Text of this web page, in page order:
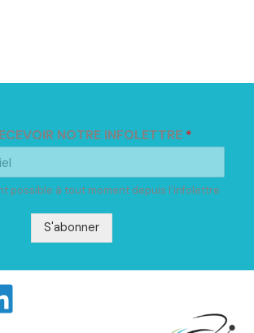
NOTRE INFOLETTRE *
possible à tout moment depuis l'infolettre
S'abonner